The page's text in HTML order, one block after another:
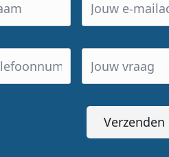
Verzenden